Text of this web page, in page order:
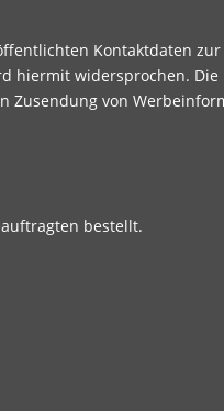
Kontaktdaten
widersprochen.
von
bestellt.